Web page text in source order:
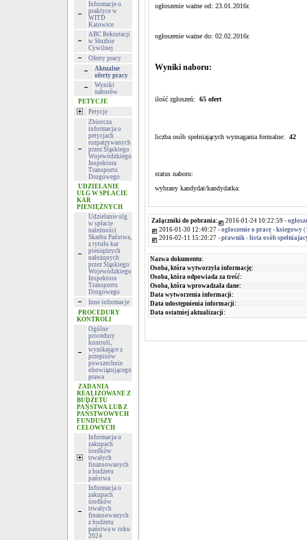
Informacje o
praktyce w
WITD
Katowice
ABC Rekrutacji
w Służbie
Cywilnej
Oferty pracy
Aktualne
oferty pracy
Wyniki
naborów
PETYCJE
Petycje
Zbiorcza
informacja o
petycjach
rozpatrywanych
przez Śląskiego
Wojewódzkiego
Inspektora
Transportu
Drogowego
UDZIELANIE
ULG W SPŁACIE
KAR
PIENIĘŻNYCH
Udzielanie ulg
w spłacie
należności
Skarbu Państwa,
z tytułu kar
pieniężnych
nałożonych
przez Śląskiego
Wojewódzkiego
Inspektora
Transportu
Drogowego
Inne informacje
PROCEDURY
KONTROLI
Ogólne
procedury
kontroli,
wynikające z
przepisów
powszechnie
obowiązującego
prawa
ZADANIA
REALIZOWANE Z
BUDŻETU
PAŃSTWA LUB Z
PAŃSTWOWYCH
FUNDUSZY
CELOWYCH
Informacja o
zakupach
środków
trwałych
finansowanych
z budżetu
państwa
Informacja o
zakupach
środków
trwałych
finansowanych
z budżetu
państwa w roku
2024
ogłoszenie ważne od: 23.01.2016r.
ogłoszenie ważne do: 02.02.2016r.
Wyniki naboru:
ilość zgłoszeń: 65 ofert
liczba osób spełniających wymagania formalne: 42
status naboru:
wybrany kandydat/kandydatka:
Załączniki do pobrania: 2016-01-24 10:22:59 -
2016-01-30 12:40:27 - ogłoszenie o pracę - ksiegowy
2016-02-11 15:20:27 - prawnik - lista osób
Nazwa dokumentu:
Osoba, która wytworzyła informację:
Osoba, która odpowiada za treść:
Osoba, która wprowadzała dane:
Data wytworzenia informacji:
Data udostępnienia informacji:
Data ostatniej aktualizacji: